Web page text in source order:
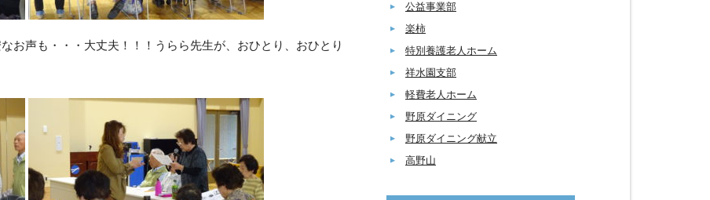
お声も・・・大丈夫！！！うらら先生が、おひとり、おひとり
公益事業部
楽柿
特別養護老人ホーム
祥水園支部
軽費老人ホーム
野原ダイニング
野原ダイニング献立
高野山